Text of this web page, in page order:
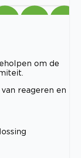
om de
reageren en